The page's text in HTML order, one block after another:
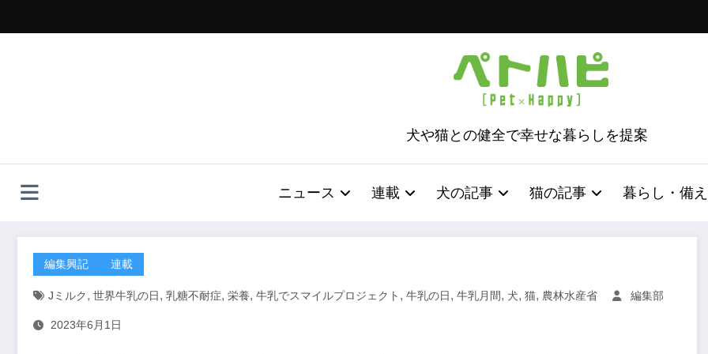
ッ
犬や猫との健全で幸せな暮らしを提案
ニュース 連載 犬の記事 猫の記事 暮らし・備え
編集興記 連載
Jミルク, 世界牛乳の日, 乳糖不耐症, 栄養, 牛乳でスマイルプロジェクト , 牛乳の日, 牛乳月間, 犬, 猫, 農林水産省 編集部
2023年6月1日